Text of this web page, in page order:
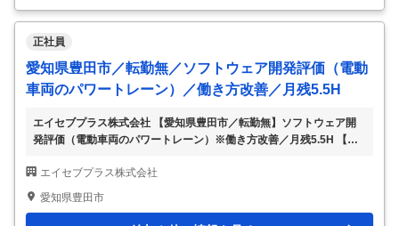
い。 ■採用背景：…
正社員
愛知県豊田市／転勤無／ソフトウェア開発評価（電動
車両のパワートレーン）／働き方改善／月残5.5H
エイセブプラス株式会社 【愛知県豊田市／転勤無】ソフトウェア開
発評価（電動車両のパワートレーン）※働き方改善／月残5.5H 【仕
両のパワートレーン）※働き方改善／月残5.5H 【具体的な仕事内
容】 ～働き方を改善し、ワークライフバランスを整えたい方へ～ ～
エイセブプラス株式会社
愛知県豊田市